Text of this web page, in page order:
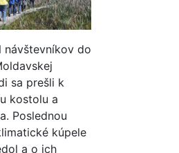
návštevníkov do
sa prešli k
kostolu a
Poslednou
kúpele
a o ich